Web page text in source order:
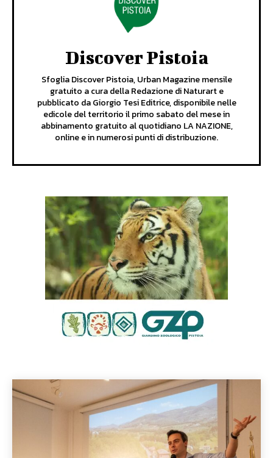
Discover Pistoia
Sfoglia Discover Pistoia, Urban Magazine mensile
gratuito a cura della Redazione di Naturart e
pubblicato da Giorgio Tesi Editrice, disponibile nelle
edicole del territorio il primo sabato del mese in
abbinamento gratuito al quotidiano LA NAZIONE,
online e in numerosi punti di distribuzione.